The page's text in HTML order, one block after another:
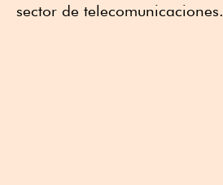
sector de telecomunicaciones.